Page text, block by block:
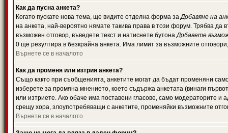
Как да пусна анкета?
Когато пускате нова тема, ще видите отделна форма заДобавяне на
на анкета, най-вероятно нямате такива права в този форум. Трябва да
възможен отговор, въведете текст и натиснете бутонаДобавете
0 ще резултира в безкрайна анкета. Има лимит за възможните
Върнете се в началото
Как да променя или изтрия анкета?
Също както при съобщенията, анкетите могат да бъдат променяни
изберете за промяна мнението, което съдържа анкетата (винаги
или изтриете. Ако обаче има поставени гласове, само модераторите и
срещу хора, злоупотребяващи с анкетите, променяйки възможните
Върнете се в началото